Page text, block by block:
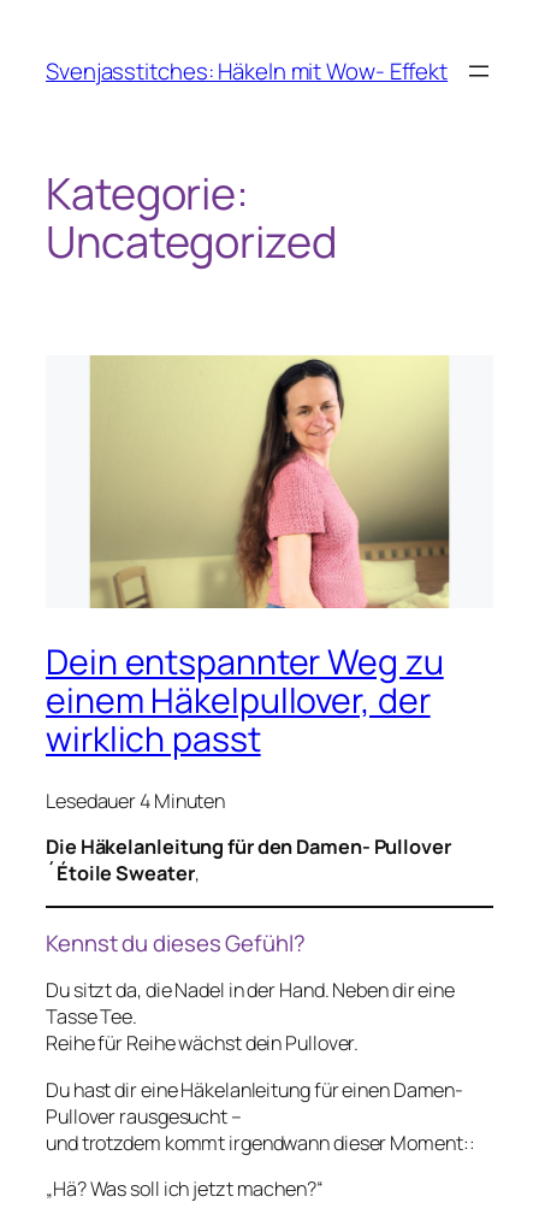
springen
Svenjasstitches: Häkeln mit Wow- Effekt
Kategorie:
Uncategorized
Dein entspannter Weg zu
einem Häkelpullover, der
wirklich passt
Lesedauer4Minuten
Die Häkelanleitung für den Damen- Pullover
´Étoile Sweater‚
Kennst du dieses Gefühl?
Du sitzt da, die Nadel in der Hand. Neben dir eine
Tasse Tee.
Reihe für Reihe wächst dein Pullover.
Du hast dir eine Häkelanleitung für einen Damen-
Pullover rausgesucht –
und trotzdem kommt irgendwann dieser Moment::
„Hä? Was soll ich jetzt machen?“